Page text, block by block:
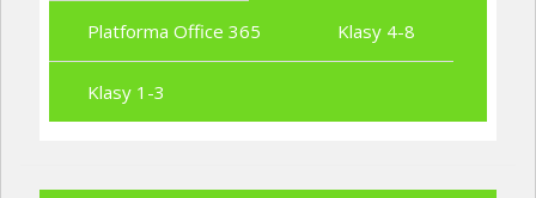
Platforma Office 365 Klasy 4-8
Klasy 1-3